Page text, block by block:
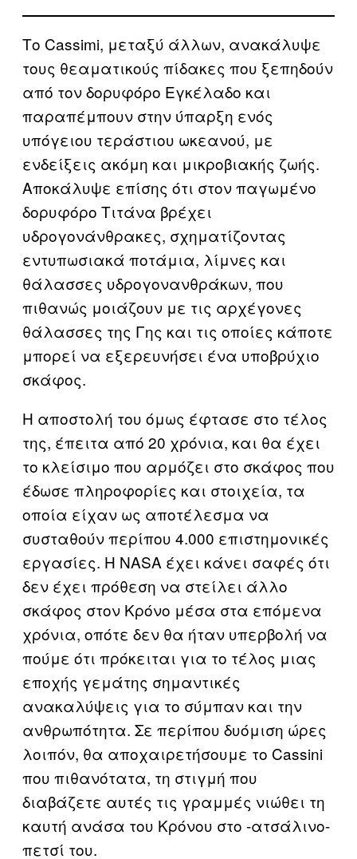
Το Cassimi, μεταξύ άλλων, ανακάλυψε
τους θεαματικούς πίδακες που ξεπηδούν
από τον δορυφόρο Εγκέλαδο και
παραπέμπουν στην ύπαρξη ενός
υπόγειου τεράστιου ωκεανού, με
ενδείξεις ακόμη και μικροβιακής ζωής.
Αποκάλυψε επίσης ότι στον παγωμένο
δορυφόρο Τιτάνα βρέχει
υδρογονάνθρακες, σχηματίζοντας
εντυπωσιακά ποτάμια, λίμνες και
θάλασσες υδρογονανθράκων, που
πιθανώς μοιάζουν με τις αρχέγονες
θάλασσες της Γης και τις οποίες κάποτε
μπορεί να εξερευνήσει ένα υποβρύχιο
σκάφος.
Η αποστολή του όμως έφτασε στο τέλος
της, έπειτα από 20 χρόνια, και θα έχει
το κλείσιμο που αρμόζει στο σκάφος που
έδωσε πληροφορίες και στοιχεία, τα
οποία είχαν ως αποτέλεσμα να
συσταθούν περίπου 4.000 επιστημονικές
εργασίες. Η NASA έχει κάνει σαφές ότι
δεν έχει πρόθεση να στείλει άλλο
σκάφος στον Κρόνο μέσα στα επόμενα
χρόνια, οπότε δεν θα ήταν υπερβολή να
πούμε ότι πρόκειται για το τέλος μιας
εποχής γεμάτης σημαντικές
ανακαλύψεις για το σύμπαν και την
ανθρωπότητα. Σε περίπου δυόμιση ώρες
λοιπόν, θα αποχαιρετήσουμε το Cassini
που πιθανότατα, τη στιγμή που
διαβάζετε αυτές τις γραμμές νιώθει τη
καυτή ανάσα του Κρόνου στο -ατσάλινο-
πετσί του.